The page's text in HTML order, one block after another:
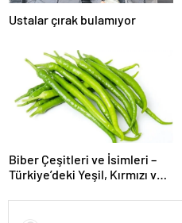
Ustalar çırak bulamıyor
Biber Çeşitleri ve İsimleri –
Türkiye’deki Yeşil, Kırmızı ve